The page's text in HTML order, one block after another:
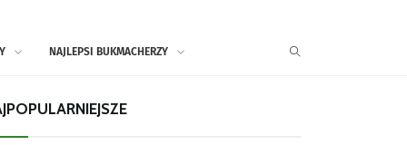
NAJLEPSI BUKMACHERZY